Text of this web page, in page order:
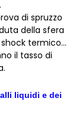
di spruzzo
della sfera
termico…
il tasso di
liquidi e dei